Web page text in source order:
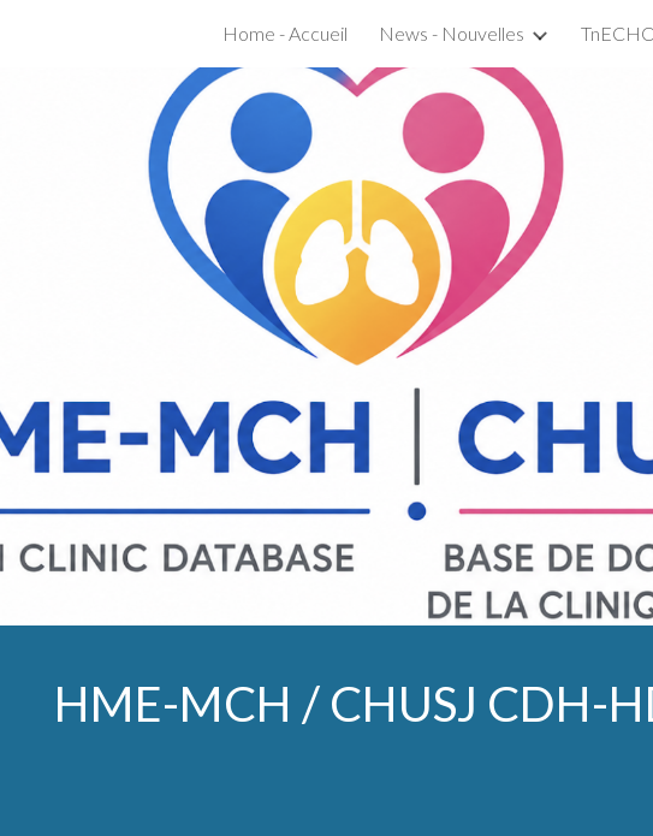
Skip to main content Skip to
Home - Accueil News - Nouvelles
HME-MCH / CHUSJ CDH-